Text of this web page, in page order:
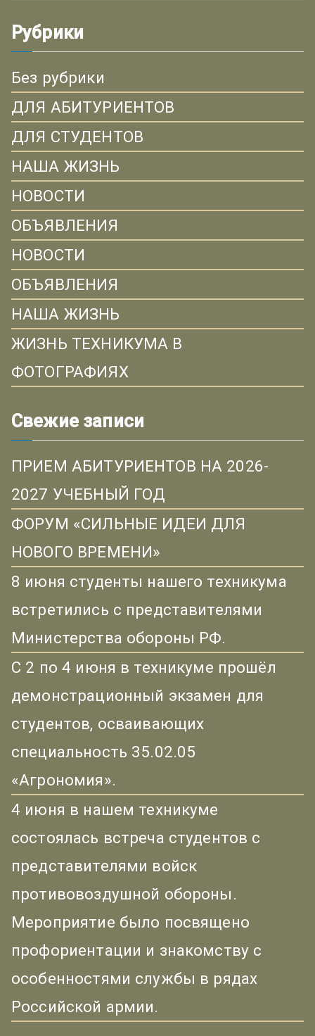
Рубрики
Без рубрики
ДЛЯ АБИТУРИЕНТОВ
ДЛЯ СТУДЕНТОВ
НАША ЖИЗНЬ
НОВОСТИ
ОБЪЯВЛЕНИЯ
НОВОСТИ
ОБЪЯВЛЕНИЯ
НАША ЖИЗНЬ
ЖИЗНЬ ТЕХНИКУМА В
ФОТОГРАФИЯХ
Свежие записи
ПРИЕМ АБИТУРИЕНТОВ НА 2026-
2027 УЧЕБНЫЙ ГОД
ФОРУМ «СИЛЬНЫЕ ИДЕИ ДЛЯ
НОВОГО ВРЕМЕНИ»
8 июня студенты нашего техникума
встретились с представителями
Министерства обороны РФ.
С 2 по 4 июня в техникуме прошёл
демонстрационный экзамен для
студентов, осваивающих
специальность 35.02.05
«Агрономия».
4 июня в нашем техникуме
состоялась встреча студентов с
представителями войск
противовоздушной обороны.
Мероприятие было посвящено
профориентации и знакомству с
особенностями службы в рядах
Российской армии.